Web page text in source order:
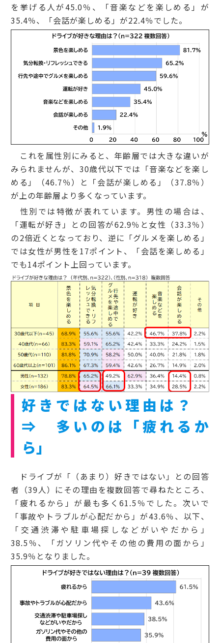
を挙げる人が45.0％、「音楽などを楽しめる」が
35.4％、「会話が楽しめる」が22.4％でした。
これを属性別にみると、年齢層では大きな違いが
みられませんが、30歳代以下では「音楽などを楽し
める」（46.7％）と「会話が楽しめる」（37.8％）
が上の年齢層より多くなっています。
性別では特徴が表れています。男性の場合は、
「運転が好き」との回答が62.9％と女性（33.3％）
の2倍近くとなっており、逆に「グルメを楽しめる」
では女性が男性を17ポイント、「会話を楽しめる」
でも14ポイント上回っています。
好きではない理由は？
⇒ 多いのは「疲れるか
ら」
ドライブが「（あまり）好きではない」との回答
者（39人）にその理由を複数回答で尋ねたところ、
「疲れるから」が最も多く61.5％でした。次いで
「事故やトラブルが心配だから」が43.6％、以下、
「交通渋滞や駐車場探しなどがいやだから」
38.5％、「ガソリン代やその他の費用の面から」
35.9％となりました。